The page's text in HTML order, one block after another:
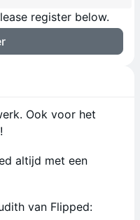
register below.
Ook voor het
altijd met een
van Flipped: